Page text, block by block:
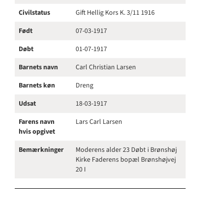
Civilstatus
Gift Hellig Kors K. 3/11 1916
Født
07-03-1917
Døbt
01-07-1917
Barnets navn
Carl Christian Larsen
Barnets køn
Dreng
Udsat
18-03-1917
Farens navn
hvis opgivet
Lars Carl Larsen
Bemærkninger
Moderens alder 23 Døbt i Brønshøj
Kirke Faderens bopæl Brønshøjvej
20 I